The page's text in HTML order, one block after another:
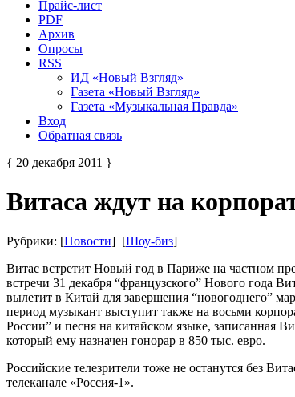
Прайс-лист
PDF
Архив
Опросы
RSS
ИД «Новый Взгляд»
Газета «Новый Взгляд»
Газета «Музыкальная Правда»
Вход
Обратная связь
{ 20 декабря 2011 }
Витаса ждут на
Рубрики: [Новости] [Шоу-биз]
Витас встретит Новый год в Париже на частном
встречи 31 декабря “французского” Нового года
вылетит в Китай для завершения “новогоднего”
период музыкант выступит также на восьми
России” и песня на китайском языке, записанная
который ему назначен гонорар в 850 тыс. евро.
Российские телезрители тоже не останутся без
телеканале «Россия-1».